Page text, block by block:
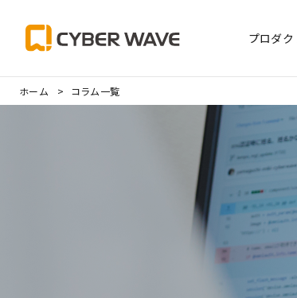
プロダク
会
ホーム コラム一覧